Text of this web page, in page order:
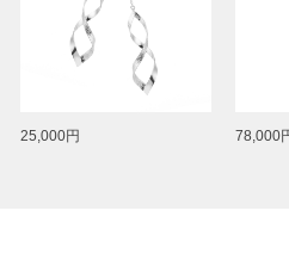
25,000円 78,000